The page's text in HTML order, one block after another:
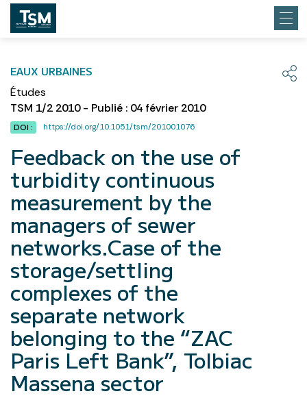
EAUX URBAINES
Études
TSM 1/2 2010 - Publié : 04 février 2010
DOI : https://doi.org/10.1051/tsm/201001076
Feedback on the use of
turbidity continuous
measurement by the
managers of sewer
networks.Case of the
storage/settling
complexes of the
separate network
belonging to the “ZAC
Paris Left Bank”, Tolbiac
Massena sector